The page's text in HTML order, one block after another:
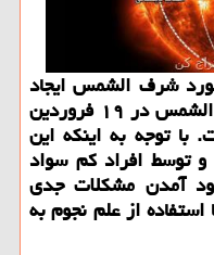
شرف الشمس ایجاد
شده كه ادعا میكنند زمان شرف الشمس در ۱۹ فروردین
است. با توجه به اینكه این
توسط افراد كم سواد
آمدن مشكلات جدی
از علم نجوم به